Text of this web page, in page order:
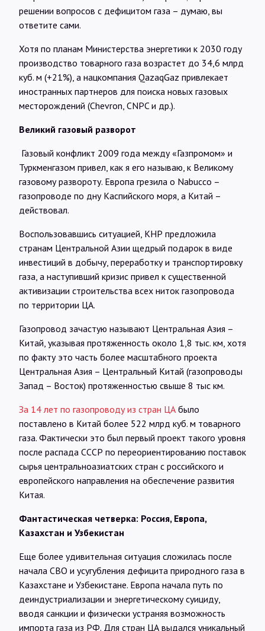
решении вопросов с дефицитом газа – думаю, вы
ответите сами.
Хотя по планам Министерства энергетики к 2030 году
производство товарного газа возрастет до 34,6 млрд
куб. м (+21%), а нацкомпания QazaqGaz привлекает
иностранных партнеров для поиска новых газовых
месторождений (Chevron, CNPC и др.).
Великий газовый разворот
Газовый конфликт 2009 года между «Газпромом» и
Туркменгазом привел, как я его называю, к Великому
газовому развороту. Европа грезила о Nabucco –
газопроводе по дну Каспийского моря, а Китай –
действовал.
Воспользовавшись ситуацией, КНР предложила
странам Центральной Азии щедрый подарок в виде
инвестиций в добычу, переработку и транспортировку
газа, а наступивший кризис привел к существенной
активизации строительства всех ниток газопровода
по территории ЦА.
Газопровод зачастую называют Центральная Азия –
Китай, указывая протяженность около 1,8 тыс. км, хотя
по факту это часть более масштабного проекта
Центральная Азия – Центральный Китай (газопроводы
Запад – Восток) протяженностью свыше 8 тыс км.
За 14 лет по газопроводу из стран ЦА было
поставлено в Китай более 522 млрд куб. м товарного
газа. Фактически это был первый проект такого уровня
после распада СССР по переориентированию поставок
сырья центральноазиатских стран с российского и
европейского направления на обеспечение развития
Китая.
Фантастическая четверка: Россия, Европа,
Казахстан и Узбекистан
Еще более удивительная ситуация сложилась после
начала СВО и усугубления дефицита природного газа в
Казахстане и Узбекистане. Европа начала путь по
деиндустриализации и энергетическому суициду,
вводя санкции и физически устраняя возможность
импорта газа из РФ. Для стран ЦА выдался уникальный